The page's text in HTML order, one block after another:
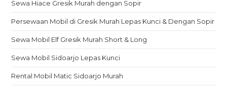
Sewa Hiace Gresik Murah dengan Sopir
Persewaan Mobil di Gresik Murah Lepas Kunci & Dengan Sopir
Sewa Mobil Elf Gresik Murah Short & Long
Sewa Mobil Sidoarjo Lepas Kunci
Rental Mobil Matic Sidoarjo Murah